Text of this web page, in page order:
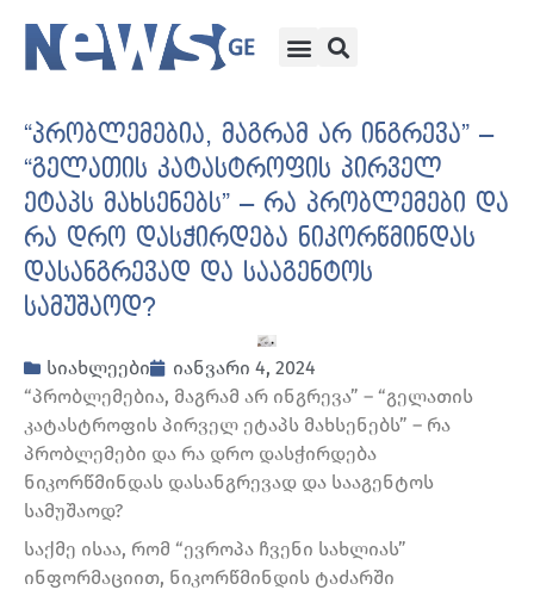
“პრობლემებია, მაგრამ არ ინგრევა” –
“გელათის კატასტროფის პირველ
ეტაპს მახსენებს” – რა პრობლემები და
რა დრო დასჭირდება ნიკორწმინდას
დასანგრევად და სააგენტოს
სამუშაოდ?
სიახლეები
იანვარი 4, 2024
“პრობლემებია, მაგრამ არ ინგრევა” – “გელათის
კატასტროფის პირველ ეტაპს მახსენებს” – რა
პრობლემები და რა დრო დასჭირდება
ნიკორწმინდას დასანგრევად და სააგენტოს
სამუშაოდ?
საქმე ისაა, რომ “ევროპა ჩვენი სახლიას”
ინფორმაციით, ნიკორწმინდის ტაძარში